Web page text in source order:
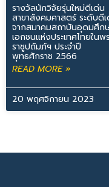
รางวัลนักวิจัยรุ่นใหม่ดีเด่น
สาขาสังคมศาสตร์ ระดับดี
จากสมาคมสถาบันอุดมศึก
เอกชนแห่งประเทศไทยในพ
ราชูปถัมภ์ฯ ประจำปี
พุทธศักราช 2566
READ MORE »
20 พฤศจิกายน 2023